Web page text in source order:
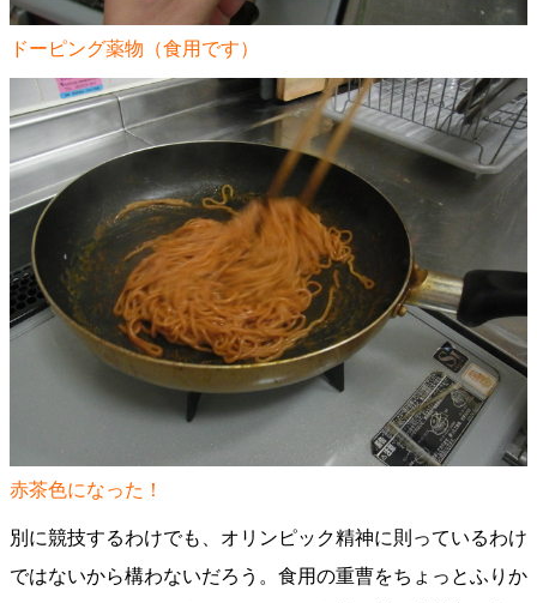
ドーピング薬物（食用です）
赤茶色になった！
別に競技するわけでも、オリンピック精神に則っているわけ
ではないから構わないだろう。食用の重曹をちょっとふりか